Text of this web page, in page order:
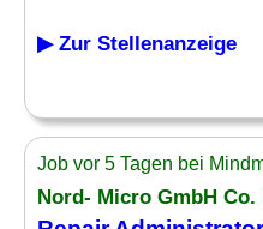
▶ Zur Stellenanzeige
Job vor 5 Tagen bei
Nord- Micro GmbH Co.